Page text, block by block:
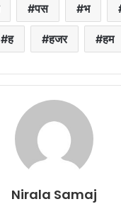
पस भ
ह हजर हम
Nirala Samaj